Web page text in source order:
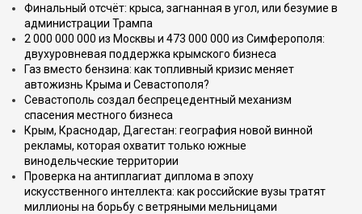
Финальный отсчёт: крыса, загнанная в угол, или безумие в
администрации Трампа
2 000 000 000 из Москвы и 473 000 000 из Симферополя:
двухуровневая поддержка крымского бизнеса
Газ вместо бензина: как топливный кризис меняет
автожизнь Крыма и Севастополя?
Севастополь создал беспрецедентный механизм
спасения местного бизнеса
Крым, Краснодар, Дагестан: география новой винной
рекламы, которая охватит только южные
винодельческие территории
Проверка на антиплагиат диплома в эпоху
искусственного интеллекта: как российские вузы тратят
миллионы на борьбу с ветряными мельницами